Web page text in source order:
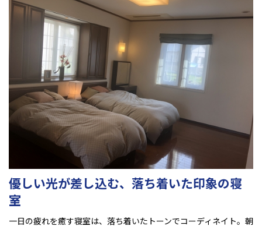
優しい光が差し込む、落ち着いた印象の寝
室
一日の疲れを癒す寝室は、落ち着いたトーンでコーディネイト。朝